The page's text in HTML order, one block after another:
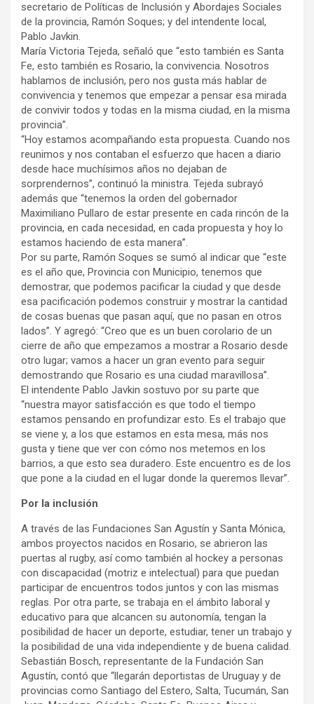
secretario de Políticas de Inclusión y Abordajes Sociales
de la provincia, Ramón Soques; y del intendente local,
Pablo Javkin.
María Victoria Tejeda, señaló que “esto también es Santa
Fe, esto también es Rosario, la convivencia. Nosotros
hablamos de inclusión, pero nos gusta más hablar de
convivencia y tenemos que empezar a pensar esa mirada
de convivir todos y todas en la misma ciudad, en la misma
provincia”.
“Hoy estamos acompañando esta propuesta. Cuando nos
reunimos y nos contaban el esfuerzo que hacen a diario
desde hace muchísimos años no dejaban de
sorprendernos”, continuó la ministra. Tejeda subrayó
además que “tenemos la orden del gobernador
Maximiliano Pullaro de estar presente en cada rincón de la
provincia, en cada necesidad, en cada propuesta y hoy lo
estamos haciendo de esta manera”.
Por su parte, Ramón Soques se sumó al indicar que “este
es el año que, Provincia con Municipio, tenemos que
demostrar, que podemos pacificar la ciudad y que desde
esa pacificación podemos construir y mostrar la cantidad
de cosas buenas que pasan aquí, que no pasan en otros
lados”. Y agregó: “Creo que es un buen corolario de un
cierre de año que empezamos a mostrar a Rosario desde
otro lugar; vamos a hacer un gran evento para seguir
demostrando que Rosario es una ciudad maravillosa”.
El intendente Pablo Javkin sostuvo por su parte que
“nuestra mayor satisfacción es que todo el tiempo
estamos pensando en profundizar esto. Es el trabajo que
se viene y, a los que estamos en esta mesa, más nos
gusta y tiene que ver con cómo nos metemos en los
barrios, a que esto sea duradero. Este encuentro es de los
que pone a la ciudad en el lugar donde la queremos llevar”.
Por la inclusión
A través de las Fundaciones San Agustín y Santa Mónica,
ambos proyectos nacidos en Rosario, se abrieron las
puertas al rugby, así como también al hockey a personas
con discapacidad (motriz e intelectual) para que puedan
participar de encuentros todos juntos y con las mismas
reglas. Por otra parte, se trabaja en el ámbito laboral y
educativo para que alcancen su autonomía, tengan la
posibilidad de hacer un deporte, estudiar, tener un trabajo y
la posibilidad de una vida independiente y de buena calidad.
Sebastián Bosch, representante de la Fundación San
Agustín, contó que “llegarán deportistas de Uruguay y de
provincias como Santiago del Estero, Salta, Tucumán, San